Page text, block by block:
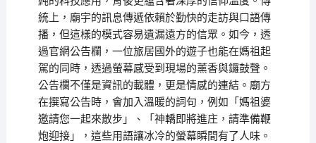
統上，廟宇的訊息傳遞依賴於勤快的走訪與口語傳
播，但這樣的模式容易遺漏遠方的信眾。如今，透
過官網公告欄，一位旅居國外的遊子也能在媽祖起
駕的同時，透過螢幕感受到現場的薰香與鑼鼓聲。
公告欄不僅是資訊的載體，更是情感的連結。廟方
在撰寫公告時，會加入溫暖的詞句，例如「媽祖婆
邀請您一起來散步」、「神轎即將進庄，請準備鞭
炮迎接」，這些用語讓冰冷的螢幕瞬間有了人味。